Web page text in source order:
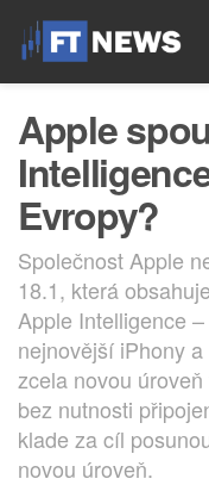
Apple
Evropy?
Společnost Apple
18.1, která
Apple Intelligence
nejnovější iPhony
zcela novou
bez nutnosti
klade za cíl
novou úroveň.